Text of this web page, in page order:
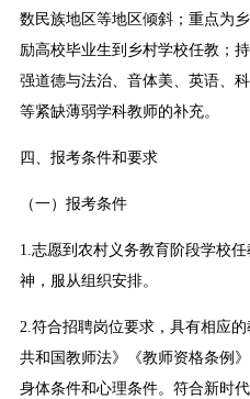
数民族地区等地区倾斜；重点为
励高校毕业生到乡村学校任教；
强道德与法治、音体美、英语、
等紧缺薄弱学科教师的补充。
四、报考条件和要求
（一）报考条件
1.志愿到农村义务教育阶段学校
神，服从组织安排。
2.符合招聘岗位要求，具有相应
共和国教师法》《教师资格条例
身体条件和心理条件。符合新时